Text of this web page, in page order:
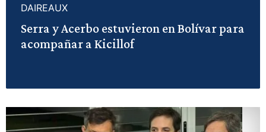
DAIREAUX
Serra y Acerbo estuvieron en Bolívar para
acompañar a Kicillof